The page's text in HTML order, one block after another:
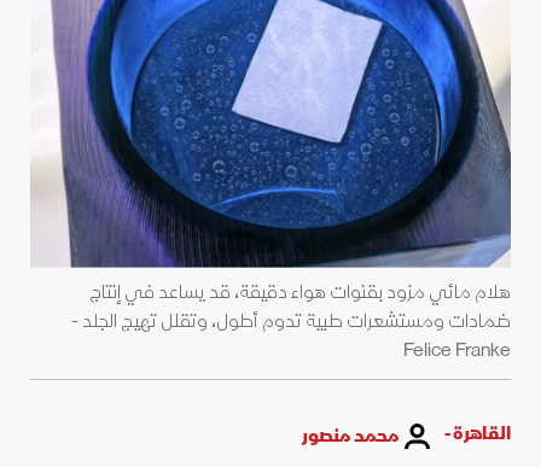
هلام مائي مزود بقنوات هواء دقيقة، قد يساعد في إنتاج
ضمادات ومستشعرات طبية تدوم أطول، وتقلل تهيج الجلد -
Felice Franke
القاهرة - محمد منصور